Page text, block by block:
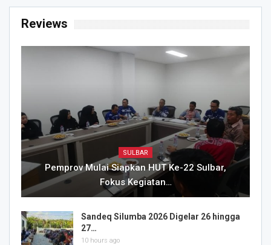
Reviews
SULBAR
Pemprov Mulai Siapkan HUT Ke-22 Sulbar,
Fokus Kegiatan…
Sandeq Silumba 2026 Digelar 26 hingga
27…
10 hours ago